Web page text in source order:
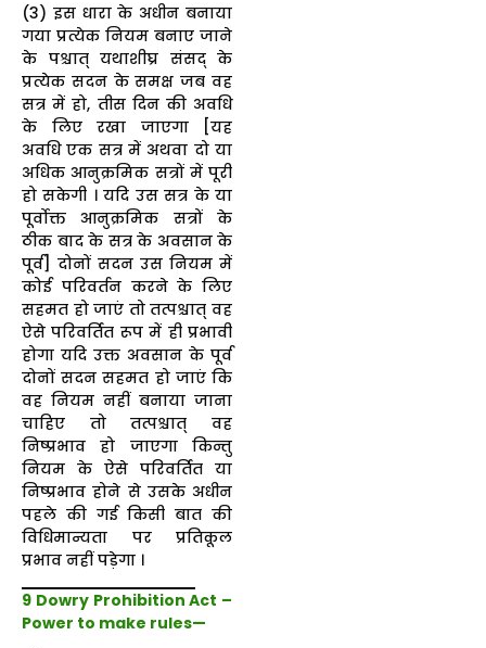
(3) इस धारा के अधीन बनाया
गया प्रत्येक नियम बनाए जाने
के पश्चात्‌ यथाशीघ्र संसद्‌ के
प्रत्येक सदन के समक्ष जब वह
सत्र में हो, तीस दिन की अवधि
के लिए रखा जाएगा [यह
अवधि एक सत्र में अथवा दो या
अधिक आनुक्रमिक सत्रों में पूरी
हो सकेगी । यदि उस सत्र के या
पूर्वोक्त आनुक्रमिक सत्रों के
ठीक बाद के सत्र के अवसान के
पूर्व] दोनों सदन उस नियम में
कोई परिवर्तन करने के लिए
सहमत हो जाएं तो तत्पश्चात्‌ वह
ऐसे परिवर्तित रूप में ही प्रभावी
होगा यदि उक्त अवसान के पूर्व
दोनों सदन सहमत हो जाएं कि
वह नियम नहीं बनाया जाना
चाहिए तो तत्पश्चात्‌ वह
निष्प्रभाव हो जाएगा किन्तु
नियम के ऐसे परिवर्तित या
निष्प्रभाव होने से उसके अधीन
पहले की गई किसी बात की
विधिमान्यता पर प्रतिकूल
प्रभाव नहीं पड़ेगा ।
9 Dowry Prohibition Act –
Power to make rules—